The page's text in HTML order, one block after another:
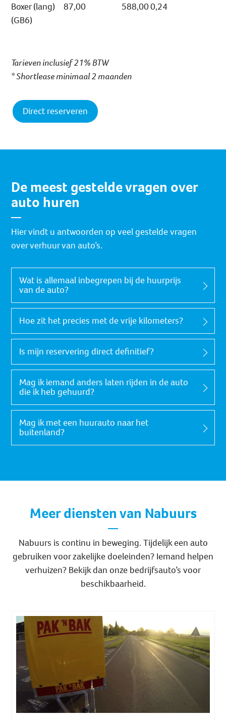
Boxer (lang)
(GB6)
87,00 588,000,24
Tarieven inclusief 21% BTW
* Shortlease minimaal 2 maanden
Direct reserveren
De meest gestelde vragen over
auto huren
Hier vindt u antwoorden op veel gestelde vragen
over verhuur van auto’s.
Wat is allemaal inbegrepen bij de huurprijs
van de auto?
Hoe zit het precies met de vrije kilometers?
Is mijn reservering direct definitief?
Mag ik iemand anders laten rijden in de auto
die ik heb gehuurd?
Mag ik met een huurauto naar het
buitenland?
Meer diensten van Nabuurs
Nabuurs is continu in beweging. Tijdelijk een auto
gebruiken voor zakelijke doeleinden? Iemand helpen
verhuizen? Bekijk dan onze bedrijfsauto’s voor
beschikbaarheid.